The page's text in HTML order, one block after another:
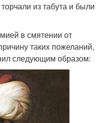
из табута и были
в смятении от
таких пожеланий,
следующим образом: